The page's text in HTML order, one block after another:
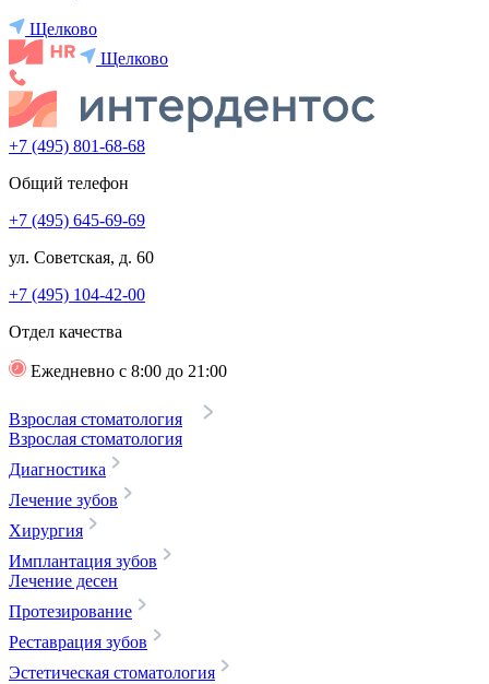
Щелково
Щелково
+7 (495) 801-68-68
Общий телефон
+7 (495) 645-69-69
ул. Советская, д. 60
+7 (495) 104-42-00
Отдел качества
Ежедневно с 8:00 до 21:00
Взрослая стоматология
Взрослая стоматология
Диагностика
Лечение зубов
Хирургия
Имплантация зубов
Лечение десен
Протезирование
Реставрация зубов
Эстетическая стоматология